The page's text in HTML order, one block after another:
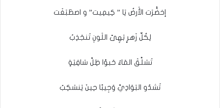
إخضََّرَت الأَرضُ يَا ” كِيمِيت” و اصطَبَغَت
لِكُلِّ زَهرٍ بَهِىّ اللَونِ تَنجَذِبُ
تَسَلَّقَ المَاءُ حَبوًا ظِلَّ سَاقِيَةٍ
تَشدُو البَوَادِيَّ وَجِيبًا حِينَ يَنسَكِبُ